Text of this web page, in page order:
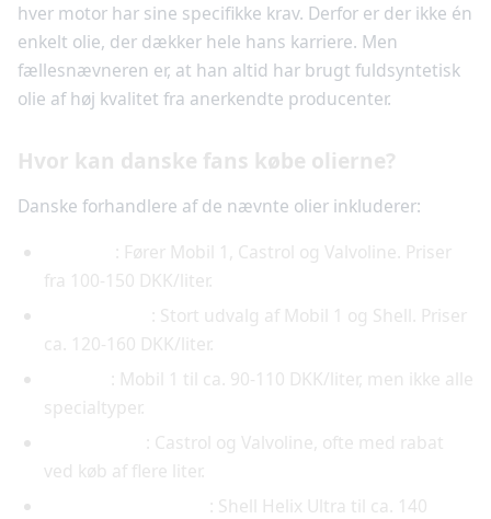
hver motor har sine specifikke krav. Derfor er der ikke én
enkelt olie, der dækker hele hans karriere. Men
fællesnævneren er, at han altid har brugt fuldsyntetisk
olie af høj kvalitet fra anerkendte producenter.
Hvor kan danske fans købe olierne?
Danske forhandlere af de nævnte olier inkluderer:
: Fører Mobil 1, Castrol og Valvoline. Priser
fra 100-150 DKK/liter.
: Stort udvalg af Mobil 1 og Shell. Priser
ca. 120-160 DKK/liter.
: Mobil 1 til ca. 90-110 DKK/liter, men ikke alle
specialtyper.
: Castrol og Valvoline, ofte med rabat
ved køb af flere liter.
: Shell Helix Ultra til ca. 140